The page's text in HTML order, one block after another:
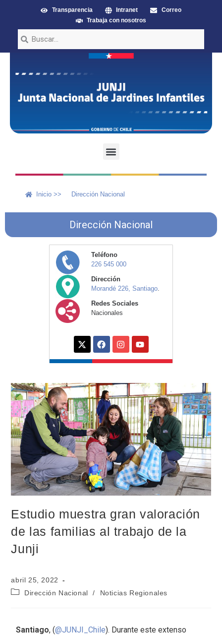
Transparencia Intranet
Correo
Trabaja con nosotros
Inicio >> Dirección Nacional
Dirección Nacional
Teléfono
226 545 000
Dirección
Morandé 226, Santiago.
Redes Sociales
Nacionales
Estudio muestra gran valoración
de las familias al trabajo de la
Junji
abril 25, 2022
Dirección Nacional
/ Noticias Regionales
Santiago, (@JUNJI_Chile). Durante este extenso